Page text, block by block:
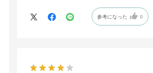
参考になった 0